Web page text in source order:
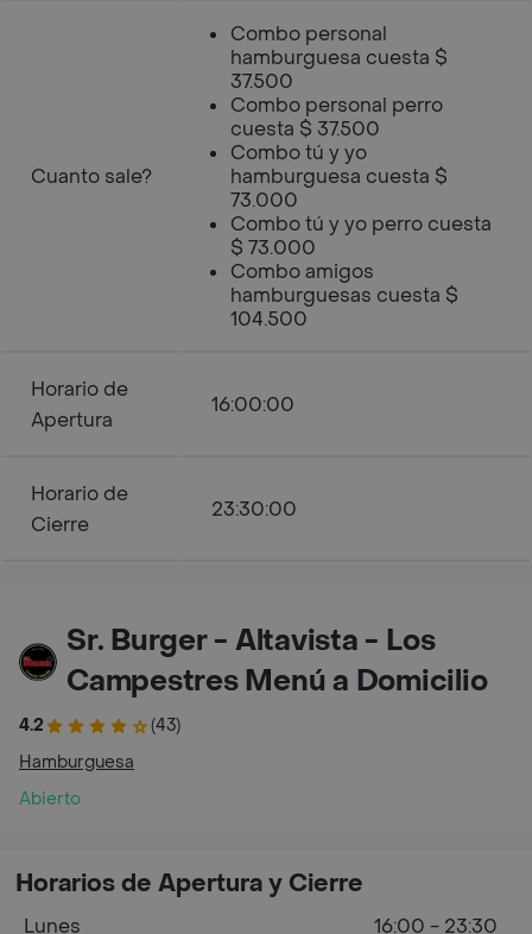
Cuanto sale?
Combo personal
hamburguesa cuesta $
37.500
Combo personal perro
cuesta $ 37.500
Combo tú y yo
hamburguesa cuesta $
73.000
Combo tú y yo perro cuesta
$ 73.000
Combo amigos
hamburguesas cuesta $
104.500
Horario de
Apertura
16:00:00
Horario de
Cierre
23:30:00
Sr. Burger - Altavista - Los
Campestres Menú a Domicilio
4.2
(43)
Hamburguesa
Abierto
Horarios de Apertura y Cierre
Lunes
16:00 - 23:30